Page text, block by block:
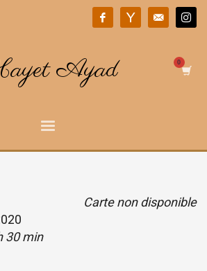
Ayad
Carte non disponible
30 min